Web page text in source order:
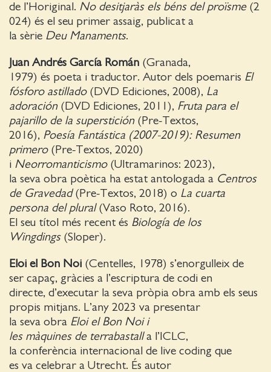
de l’Horiginal. No desitjaràs els béns del proïsme(2
024) és el seu primer assaig, publicat a
la sèrie Deu Manaments.
Juan Andrés García Román (Granada,
1979) és poeta i traductor. Autor dels poemaris El
fósforo astillado(DVD Ediciones, 2008), La
adoración(DVD Ediciones, 2011), Fruta para el
pajarillo de la superstición(Pre-Textos,
2016), Poesía Fantástica (2007-2019): Resumen
primero(Pre-Textos, 2020)
i Neorromanticismo(Ultramarinos: 2023),
la seva obra poètica ha estat antologada a Centros
de Gravedad(Pre-Textos, 2018) o La cuarta
persona del plural(Vaso Roto, 2016).
El seu títol més recent és Biología de los
Wingdings(Sloper).
Eloi el Bon Noi (Centelles, 1978) s’enorgulleix de
ser capaç, gràcies a l’escriptura de codi en
directe, d’executar la seva pròpia obra amb els seus
propis mitjans. L’any 2023 va presentar
la seva obra Eloi el Bon Noi i
les màquines de terrabastalla l’ICLC,
la conferència internacional de live coding que
es va celebrar a Utrecht. És autor